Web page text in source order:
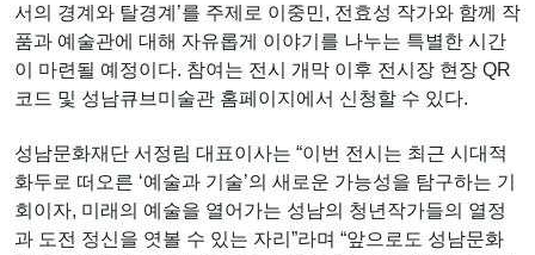
서의 경계와 탈경계’를 주제로 이중민, 전효성 작가와 함께 작
품과 예술관에 대해 자유롭게 이야기를 나누는 특별한 시간
이 마련될 예정이다. 참여는 전시 개막 이후 전시장 현장 QR
코드 및 성남큐브미술관 홈페이지에서 신청할 수 있다.
성남문화재단 서정림 대표이사는 “이번 전시는 최근 시대적
화두로 떠오른 ‘예술과 기술’의 새로운 가능성을 탐구하는 기
회이자, 미래의 예술을 열어가는 성남의 청년작가들의 열정
과 도전 정신을 엿볼 수 있는 자리”라며 “앞으로도 성남문화